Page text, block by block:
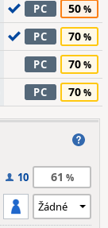
PC 50
PC 70
PC 70
PC 70
10 61